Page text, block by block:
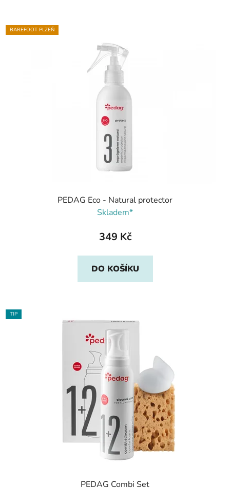
BAREFOOT PLZEŇ
PEDAG Eco - Natural protector
Skladem*
349 Kč
DO KOŠÍKU
TIP
PEDAG Combi Set